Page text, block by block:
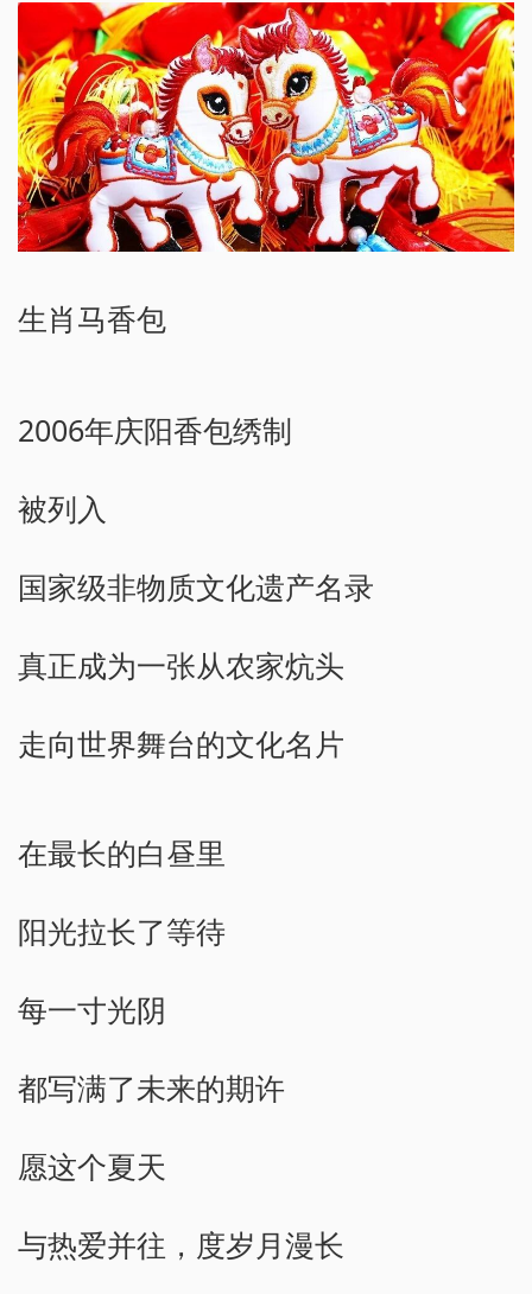
生肖马香包
2006年庆阳香包绣制
被列入
国家级非物质文化遗产名录
真正成为一张从农家炕头
走向世界舞台的文化名片
在最长的白昼里
阳光拉长了等待
每一寸光阴
都写满了未来的期许
愿这个夏天
与热爱并往，度岁月漫长